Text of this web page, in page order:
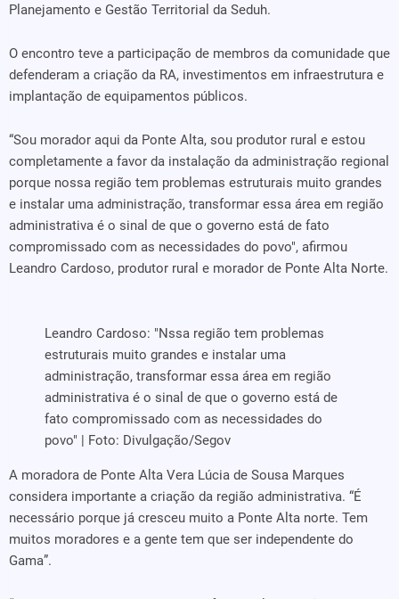
Planejamento e Gestão Territorial da Seduh.
O encontro teve a participação de membros da comunidade que
defenderam a criação da RA, investimentos em infraestrutura e
implantação de equipamentos públicos.
“Sou morador aqui da Ponte Alta, sou produtor rural e estou
completamente a favor da instalação da administração regional
porque nossa região tem problemas estruturais muito grandes
e instalar uma administração, transformar essa área em região
administrativa é o sinal de que o governo está de fato
compromissado com as necessidades do povo", afirmou
Leandro Cardoso, produtor rural e morador de Ponte Alta Norte.
Leandro Cardoso: "Nssa região tem problemas
estruturais muito grandes e instalar uma
administração, transformar essa área em região
administrativa é o sinal de que o governo está de
fato compromissado com as necessidades do
povo" | Foto: Divulgação/Segov
A moradora de Ponte Alta Vera Lúcia de Sousa Marques
considera importante a criação da região administrativa. “É
necessário porque já cresceu muito a Ponte Alta norte. Tem
muitos moradores e a gente tem que ser independente do
Gama”.